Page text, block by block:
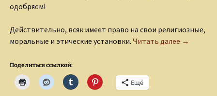
одобряем!
Действительно, всяк имеет право на свои религиозные,
моральные и этические установки. Читать далее →
Поделиться ссылкой:
Ещё